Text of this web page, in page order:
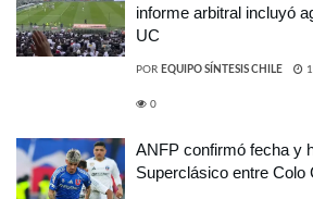
informe arbitral incluyó
UC
POR EQUIPO SÍNTESIS CHILE
0
ANFP confirmó fecha y
Superclásico entre Colo